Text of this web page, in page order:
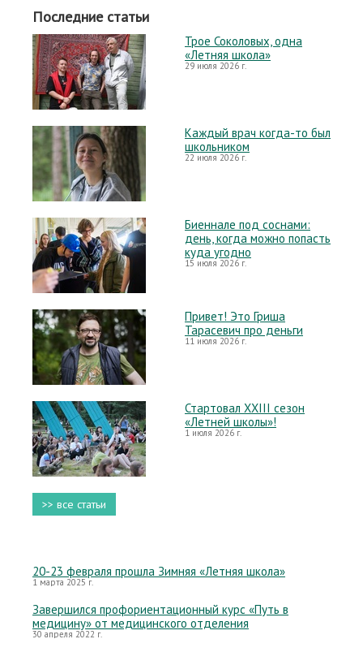
Последние статьи
Трое Соколовых, одна
«Летняя школа»
29 июля 2026 г.
Каждый врач когда-то был
школьником
22 июля 2026 г.
Биеннале под соснами:
день, когда можно попасть
куда угодно
15 июля 2026 г.
Привет! Это Гриша
Тарасевич про деньги
11 июля 2026 г.
Стартовал XXIII сезон
«Летней школы»!
1 июля 2026 г.
>> все статьи
20-23 февраля прошла Зимняя «Летняя школа»
1 марта 2025 г.
Завершился профориентационный курс «Путь в
медицину» от медицинского отделения
30 апреля 2022 г.